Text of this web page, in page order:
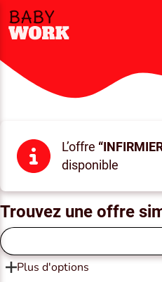
L’offre
disponible
Trouvez une offre
Plus d'options